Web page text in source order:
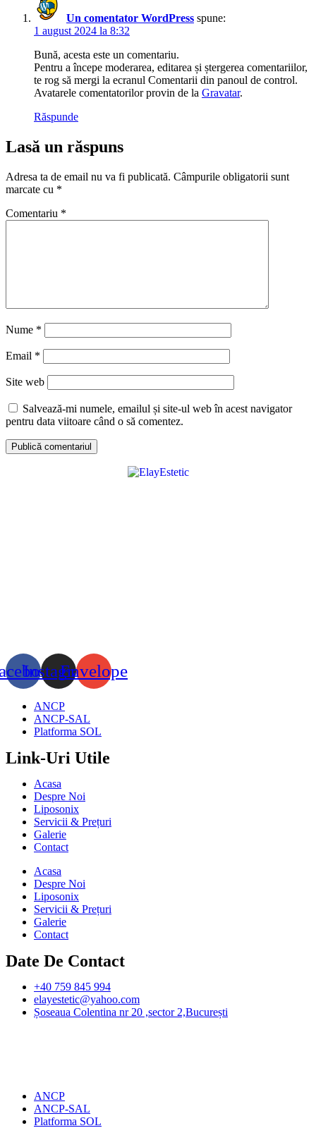
Un comentator WordPress spune:
1 august 2024 la 8:32
Bună, acesta este un comentariu.
Pentru a începe moderarea, editarea și ștergerea comentariilor,
te rog să mergi la ecranul Comentarii din panoul de control.
Avatarele comentatorilor provin de la Gravatar.
Răspunde
Lasă un răspuns
Adresa ta de email nu va fi publicată. Câmpurile obligatorii sunt
marcate cu *
Comentariu *
Nume *
Email *
Site web
Salvează-mi numele, emailul și site-ul web în acest navigator
pentru data viitoare când o să comentez.
InstagramEnvelope
ANCP
ANCP-SAL
Platforma SOL
Link-Uri Utile
Acasa
Despre Noi
Liposonix
Servicii & Prețuri
Galerie
Contact
Acasa
Despre Noi
Liposonix
Servicii & Prețuri
Galerie
Contact
Date De Contact
+40 759 845 994
elayestetic@yahoo.com
Șoseaua Colentina nr 20 ,sector 2,București
ANCP
ANCP-SAL
Platforma SOL